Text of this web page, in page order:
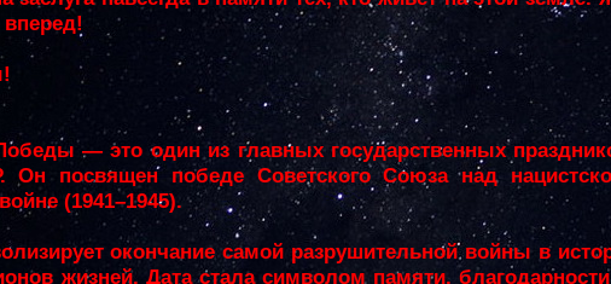
— это один из главных государственных
посвящен победе Советского Союза над
(1941–1945).
окончание самой разрушительной войны в
жизней. Дата стала символом памяти,